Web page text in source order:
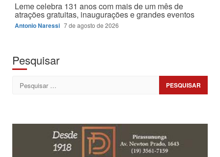
Leme celebra 131 anos com mais de um mês de
atrações gratuitas, inaugurações e grandes eventos
Antonio Naressi 7 de agosto de 2026
Pesquisar
Pesquisar